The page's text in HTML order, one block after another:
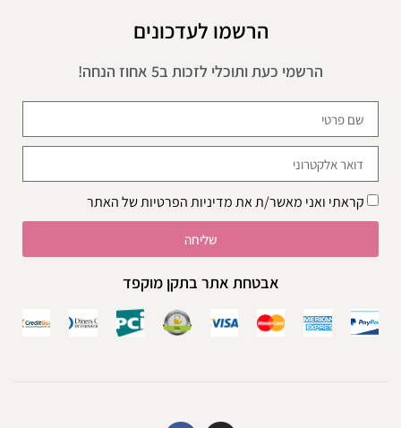
הרשמו לעדכונים
הרשמי כעת ותוכלי לזכות ב5 אחוז הנחה!
קראתי ואני מאשר/ת אתמדיניות הפרטיותשל האתר
שליחה
אבטחת אתר בתקן מוקפד